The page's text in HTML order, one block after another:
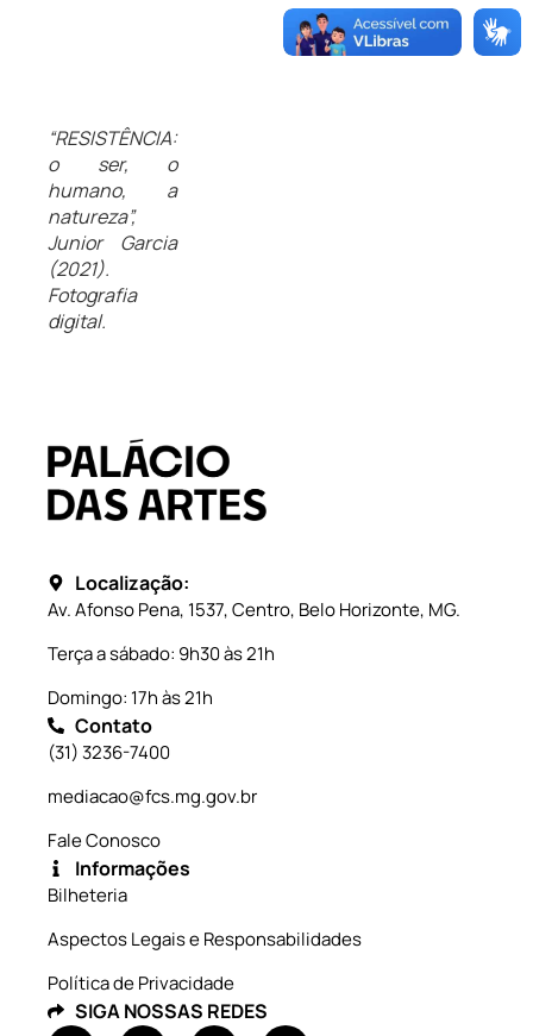
“RESISTÊNCIA:
o ser, o
humano, a
natureza”,
Junior Garcia
(2021).
Fotografia
digital.
Localização:
Av. Afonso Pena, 1537, Centro, Belo Horizonte, MG.
Terça a sábado: 9h30 às 21h
Domingo: 17h às 21h
Contato
(31) 3236-7400
mediacao@fcs.mg.gov.br
Fale Conosco
Informações
Bilheteria
Aspectos Legais e Responsabilidades
Política de Privacidade
SIGA NOSSAS REDES